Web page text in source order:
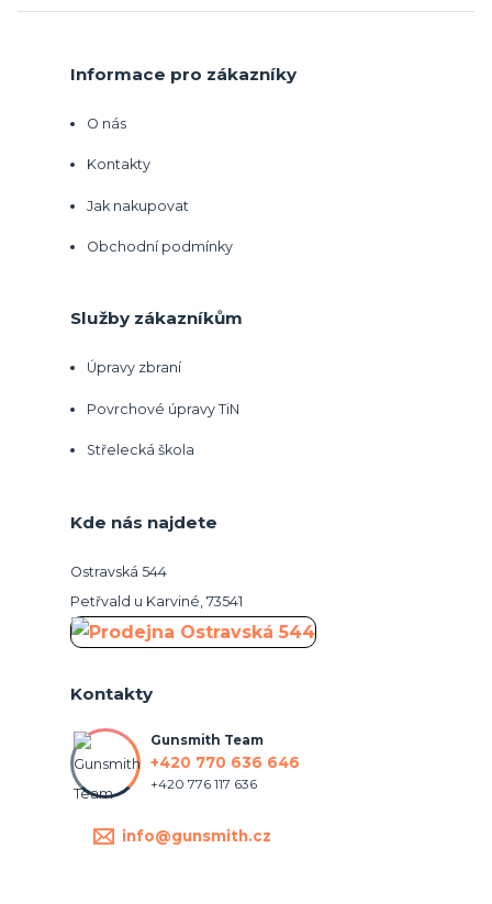
Informace pro zákazníky
O nás
Kontakty
Jak nakupovat
Obchodní podmínky
Služby zákazníkům
Úpravy zbraní
Povrchové úpravy TiN
Střelecká škola
Kde nás najdete
Ostravská 544
Petřvald u Karviné, 73541
Kontakty
Gunsmith Team
+420 770 636 646
+420 776 117 636
info@gunsmith.cz